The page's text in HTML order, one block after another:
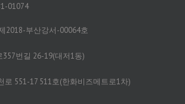
01074
2018-부산강서-00064호
번길 26-19(대저1동)
로 551-17 511호(한화비즈메트로1차)